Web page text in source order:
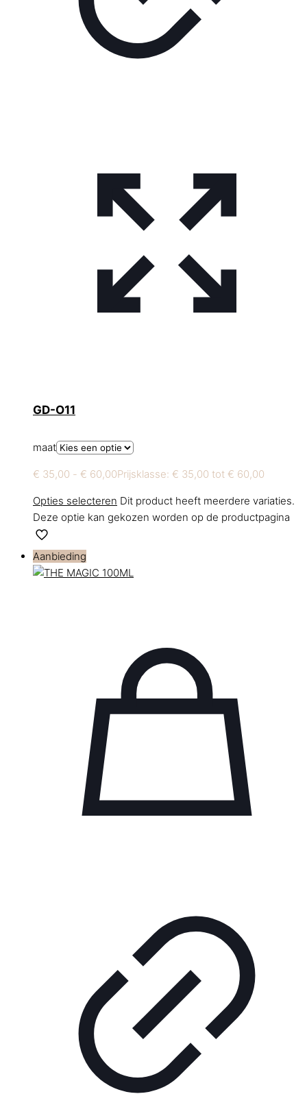
GD-O11
maat
€ 35,00 - € 60,00Prijsklasse: € 35,00 tot € 60,00
Opties selecteren Dit product heeft meerdere variaties.
Deze optie kan gekozen worden op de productpagina
Aanbieding